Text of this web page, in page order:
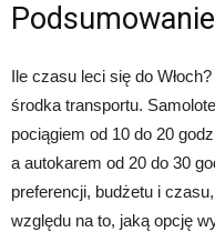
Podsumowanie
Ile czasu leci się do
środka transportu.
pociągiem od 10 do 20
a autokarem od 20 do 30
preferencji, budżetu i
względu na to, jaką opcję